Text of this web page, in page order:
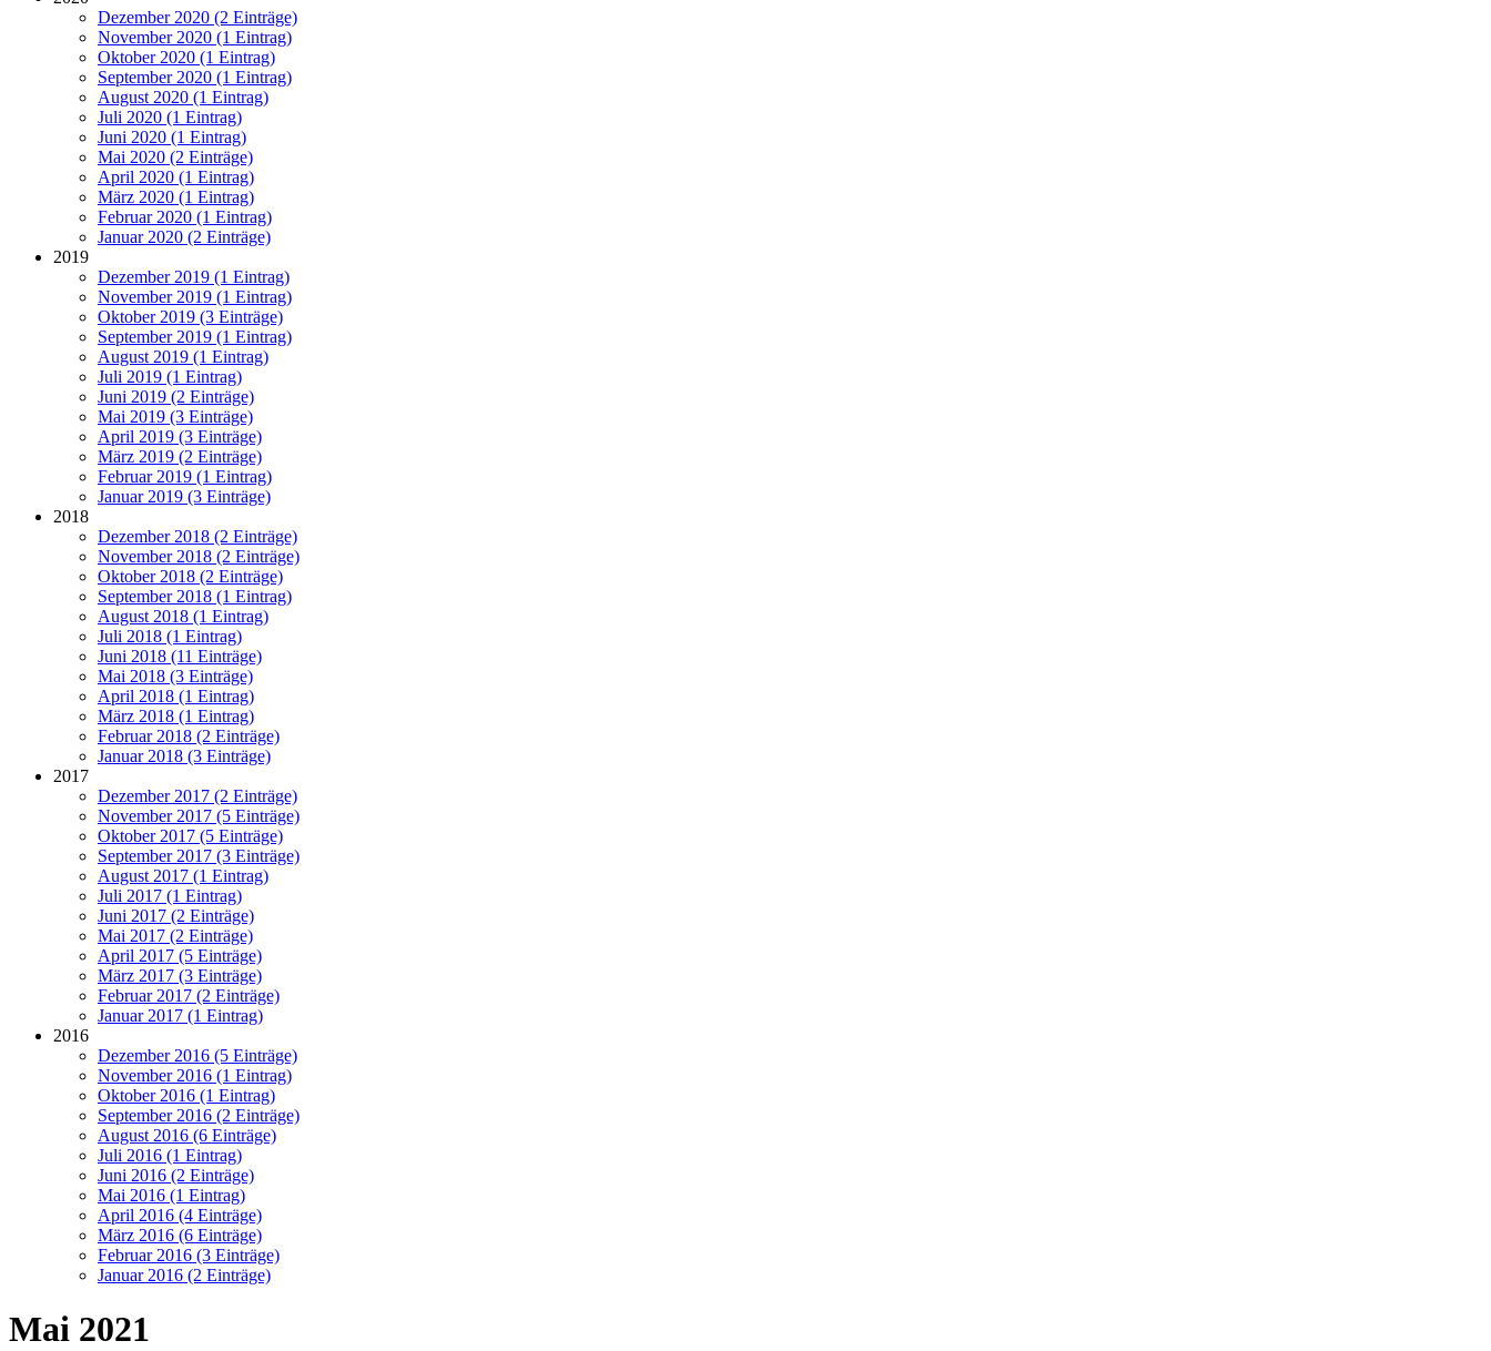
Dezember 2020 (2 Einträge)
November 2020 (1 Eintrag)
Oktober 2020 (1 Eintrag)
September 2020 (1 Eintrag)
August 2020 (1 Eintrag)
Juli 2020 (1 Eintrag)
Juni 2020 (1 Eintrag)
Mai 2020 (2 Einträge)
April 2020 (1 Eintrag)
März 2020 (1 Eintrag)
Februar 2020 (1 Eintrag)
Januar 2020 (2 Einträge)
2019
Dezember 2019 (1 Eintrag)
November 2019 (1 Eintrag)
Oktober 2019 (3 Einträge)
September 2019 (1 Eintrag)
August 2019 (1 Eintrag)
Juli 2019 (1 Eintrag)
Juni 2019 (2 Einträge)
Mai 2019 (3 Einträge)
April 2019 (3 Einträge)
März 2019 (2 Einträge)
Februar 2019 (1 Eintrag)
Januar 2019 (3 Einträge)
2018
Dezember 2018 (2 Einträge)
November 2018 (2 Einträge)
Oktober 2018 (2 Einträge)
September 2018 (1 Eintrag)
August 2018 (1 Eintrag)
Juli 2018 (1 Eintrag)
Juni 2018 (11 Einträge)
Mai 2018 (3 Einträge)
April 2018 (1 Eintrag)
März 2018 (1 Eintrag)
Februar 2018 (2 Einträge)
Januar 2018 (3 Einträge)
2017
Dezember 2017 (2 Einträge)
November 2017 (5 Einträge)
Oktober 2017 (5 Einträge)
September 2017 (3 Einträge)
August 2017 (1 Eintrag)
Juli 2017 (1 Eintrag)
Juni 2017 (2 Einträge)
Mai 2017 (2 Einträge)
April 2017 (5 Einträge)
März 2017 (3 Einträge)
Februar 2017 (2 Einträge)
Januar 2017 (1 Eintrag)
2016
Dezember 2016 (5 Einträge)
November 2016 (1 Eintrag)
Oktober 2016 (1 Eintrag)
September 2016 (2 Einträge)
August 2016 (6 Einträge)
Juli 2016 (1 Eintrag)
Juni 2016 (2 Einträge)
Mai 2016 (1 Eintrag)
April 2016 (4 Einträge)
März 2016 (6 Einträge)
Februar 2016 (3 Einträge)
Januar 2016 (2 Einträge)
Mai 2021